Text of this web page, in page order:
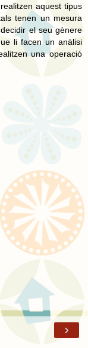
aquest tipus
tenen un mesura
el seu gènere
li facen un anàlisi
una operació
›